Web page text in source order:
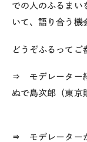
での人のふるまい
いて、語り合う機
どうぞふるってご
⇒ モデレーター
ぬで島次郎（東京
⇒ モデレーター